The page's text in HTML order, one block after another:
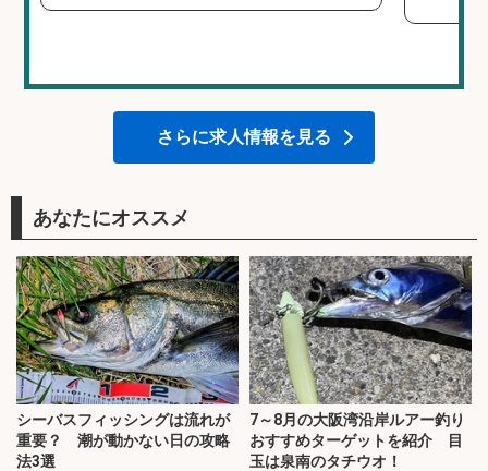
さらに求人情報を見る
あなたにオススメ
シーバスフィッシングは流れが
重要？ 潮が動かない日の攻略
法3選
7～8月の大阪湾沿岸ルアー釣り
おすすめターゲットを紹介 目
玉は泉南のタチウオ！